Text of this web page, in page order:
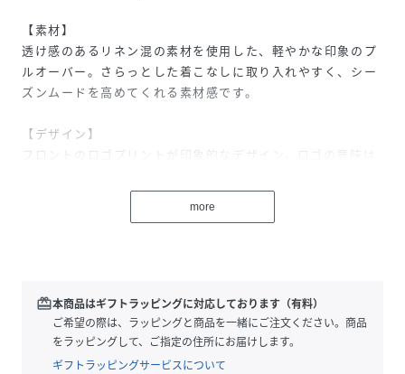
【素材】
透け感のあるリネン混の素材を使用した、軽やかな印象のプ
ルオーバー。さらっとした着こなしに取り入れやすく、シー
ズンムードを高めてくれる素材感です。
【デザイン】
フロントのロゴプリントが印象的なデザイン。ロゴの意味は
グレーの2色展開で、透け感のある表情がスタイリングにニ
ュアンスを添えます。ゆったりとしたシルエットで、1枚でも
デニムと合わせてカジュアルに、スラックスやロングスカー
トと合わせて抜け感のある着こなしもおすすめです。タンク
トップやキャミソールをインに重ねれば、透け感を活かした
レイヤードスタイルが楽しめます。
more
redeem本商品はギフトラッピングに対応しております（有料）
ご希望の際は、ラッピングと商品を一緒にご注文ください。商品
をラッピングして、ご指定の住所にお届けします。
ギフトラッピングサービスについて